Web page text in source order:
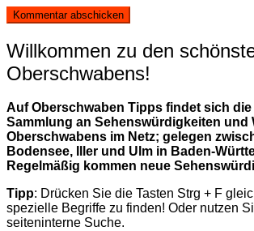
Willkommen zu den
Oberschwabens!
Auf Oberschwaben Tipps findet sich
Sammlung an Sehenswürdigkeiten und
Oberschwabens im Netz; gelegen
Bodensee, Iller und Ulm in Baden-
Regelmäßig kommen neue
Tipp: Drücken Sie die Tasten Strg + F
spezielle Begriffe zu finden! Oder nutzen
seiteninterne Suche.